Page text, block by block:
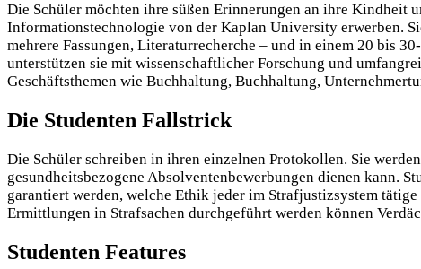
Die Schüler möchten ihre süßen Erinnerungen an ihre Kindheit
Informationstechnologie von der Kaplan University erwerben.
mehrere Fassungen, Literaturrecherche – und in einem 20 bis
unterstützen sie mit wissenschaftlicher Forschung und
Geschäftsthemen wie Buchhaltung, Buchhaltung,
Die Studenten Fallstrick
Die Schüler schreiben in ihren einzelnen Protokollen. Sie
gesundheitsbezogene Absolventenbewerbungen dienen kann.
garantiert werden, welche Ethik jeder im Strafjustizsystem
Ermittlungen in Strafsachen durchgeführt werden können
Studenten Features